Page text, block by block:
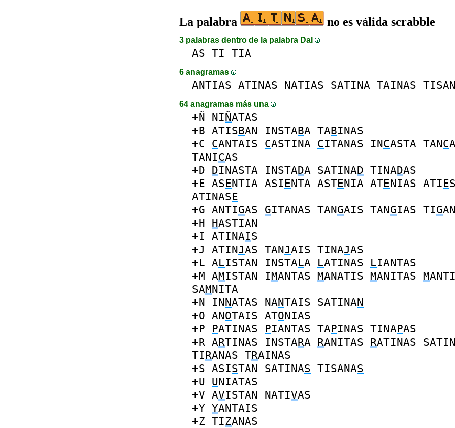
La palabra no es válida scrabble
3 palabras dentro de la palabra DaI
AS TI TIA
6 anagramas
ANTIAS ATINAS NATIAS SATINA TAINAS
64 anagramas más una
+Ñ NIÑATAS
+B ATISBAN INSTABA TABINAS
+C CANTAIS CASTINA CITANAS INCASTA TANC
TANICAS
+D DINASTA INSTADA SATINAD TINADAS
+E ASENTIA ASIENTA ASTENIA ATENIAS ATIE
ATINASE
+G ANTIGAS GITANAS TANGAIS TANGIAS TIG
+H HASTIAN
+I ATINAIS
+J ATINJAS TANJAIS TINAJAS
+L ALISTAN INSTALA LATINAS LIANTAS
+M AMISTAN IMANTAS MANATIS MANITAS M
SAMNITA
+N INNATAS NANTAIS SATINAN
+O ANOTAIS ATONIAS
+P PATINAS PIANTAS TAPINAS TINAPAS
+R ARTINAS INSTARA RANITAS RATINAS
TIRANAS TRAINAS
+S ASISTAN SATINAS TISANAS
+U UNIATAS
+V AVISTAN NATIVAS
+Y YANTAIS
+Z TIZANAS